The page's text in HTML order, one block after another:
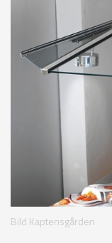
Bild Kaptensgården